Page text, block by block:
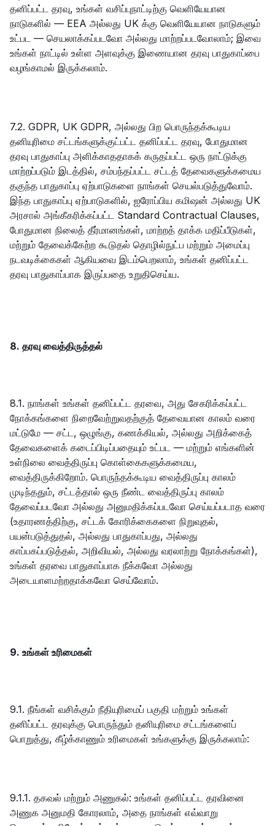
தனிப்பட்ட தரவு, உங்கள் வசிப்புநாட்டிற்கு வெளியேயான
நாடுகளில் — EEA அல்லது UK க்கு வெளியேயான நாடுகளும்
உட்பட — செயலாக்கப்படவோ அல்லது மாற்றப்படவோலாம்; இவை
உங்கள் நாட்டில் உள்ள அளவுக்கு இணையான தரவு பாதுகாப்பை
வழங்காமல் இருக்கலாம்.
7.2. GDPR, UK GDPR, அல்லது பிற பொருந்தக்கூடிய
தனியுரிமை சட்டங்களுக்குட்பட்ட தனிப்பட்ட தரவு, போதுமான
தரவு பாதுகாப்பு அளிக்காததாகக் கருதப்பட்ட ஒரு நாட்டுக்கு
மாற்றப்படும் இடத்தில், சம்பந்தப்பட்ட சட்டத் தேவைகளுக்கமைய
தகுந்த பாதுகாப்பு ஏற்பாடுகளை நாங்கள் செயல்படுத்துவோம்.
இந்த பாதுகாப்பு ஏற்பாடுகளில், ஐரோப்பிய கமிஷன் அல்லது UK
அரசால் அங்கீகரிக்கப்பட்ட Standard Contractual Clauses,
போதுமான நிலைத் தீர்மானங்கள், மாற்றத் தாக்க மதிப்பீடுகள்,
மற்றும் தேவைக்கேற்ற கூடுதல் தொழில்நுட்ப மற்றும் அமைப்பு
நடவடிக்கைகள் ஆகியவை இடம்பெறலாம், உங்கள் தனிப்பட்ட
தரவு பாதுகாப்பாக இருப்பதை உறுதிசெய்ய.
8. தரவு வைத்திருத்தல்
8.1. நாங்கள் உங்கள் தனிப்பட்ட தரவை, அது சேகரிக்கப்பட்ட
நோக்கங்களை நிறைவேற்றுவதற்குத் தேவையான காலம் வரை
மட்டுமே — சட்ட, ஒழுங்கு, கணக்கியல், அல்லது அறிக்கைத்
தேவைகளைக் கடைப்பிடிப்பதையும் உட்பட — மற்றும் எங்களின்
உள்நிலை வைத்திருப்பு கொள்கைகளுக்கமைய,
வைத்திருக்கிறோம். பொருந்தக்கூடிய வைத்திருப்பு காலம்
முடிந்ததும், சட்டத்தால் ஒரு நீண்ட வைத்திருப்பு காலம்
தேவைப்படவோ அல்லது அனுமதிக்கப்படவோ செய்யப்படாத வரை
(உதாரணத்திற்கு, சட்டக் கோரிக்கைகளை நிறுவுதல்,
பயன்படுத்துதல், அல்லது பாதுகாப்பது, அல்லது
காப்பகப்படுத்தல், அறிவியல், அல்லது வரலாற்று நோக்கங்கள்),
உங்கள் தரவை பாதுகாப்பாக நீக்கவோ அல்லது
அடையாளமற்றதாக்கவோ செய்வோம்.
9. உங்கள் உரிமைகள்
9.1. நீங்கள் வசிக்கும் நீதியுரிமைப் பகுதி மற்றும் உங்கள்
தனிப்பட்ட தரவுக்கு பொருந்தும் தனியுரிமை சட்டங்களைப்
பொறுத்து, கீழ்க்காணும் உரிமைகள் உங்களுக்கு இருக்கலாம்:
9.1.1. தகவல் மற்றும் அணுகல்: உங்கள் தனிப்பட்ட தரவினை
அணுக அனுமதி கோரலாம், அதை நாங்கள் எவ்வாறு